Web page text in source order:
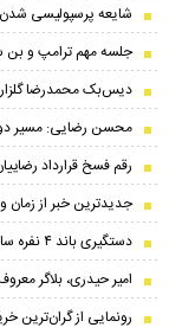
شایعه پرسپولیسی
جلسه مهم ترامپ و بن
دیس‌بک محمدرضا
محسن رضایی: مسیر
رقم فسخ قرارداد رضاییان با
جدیدترین خبر از زمان
دستگیری باند ۴ نفره سارقان به عنف در اطراف کرج
امیر حیدری، بلاگر
رونمایی از گران‌ترین